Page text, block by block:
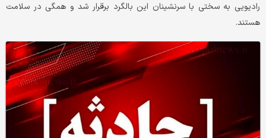
رادیویی به سختی با سرنشینان این بالگرد برقرار شد و همگی در سلامت
هستند.